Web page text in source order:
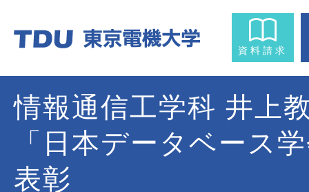
資料請求
情報通信工学科 井上
「日本データベース
表彰